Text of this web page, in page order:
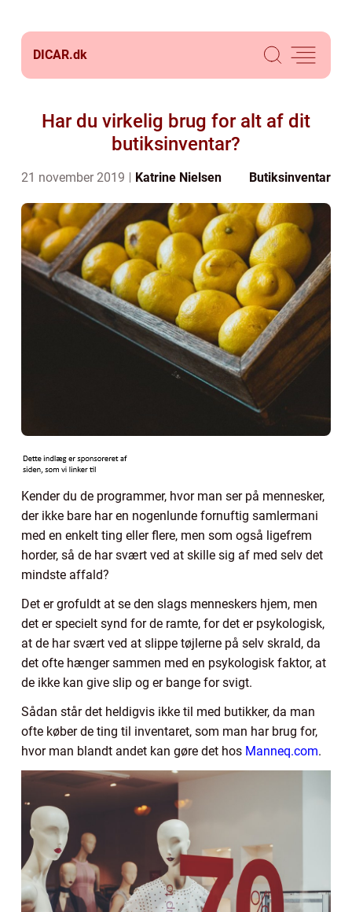
DICAR.dk
Har du virkelig brug for alt af dit
butiksinventar?
21 november 2019 Katrine Nielsen Butiksinventar
Kender du de programmer, hvor man ser på mennesker,
der ikke bare har en nogenlunde fornuftig samlermani
med en enkelt ting eller flere, men som også ligefrem
horder, så de har svært ved at skille sig af med selv det
mindste affald?
Det er grofuldt at se den slags menneskers hjem, men
det er specielt synd for de ramte, for det er psykologisk,
at de har svært ved at slippe tøjlerne på selv skrald, da
det ofte hænger sammen med en psykologisk faktor, at
de ikke kan give slip og er bange for svigt.
Sådan står det heldigvis ikke til med butikker, da man
ofte køber de ting til inventaret, som man har brug for,
hvor man blandt andet kan gøre det hos Manneq.com.